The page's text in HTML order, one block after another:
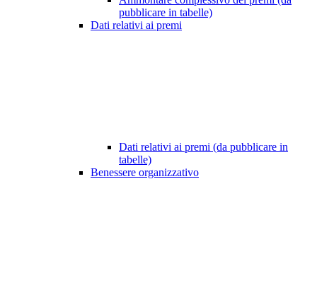
pubblicare in tabelle)
Dati relativi ai premi
Dati relativi ai premi (da pubblicare in
tabelle)
Benessere organizzativo